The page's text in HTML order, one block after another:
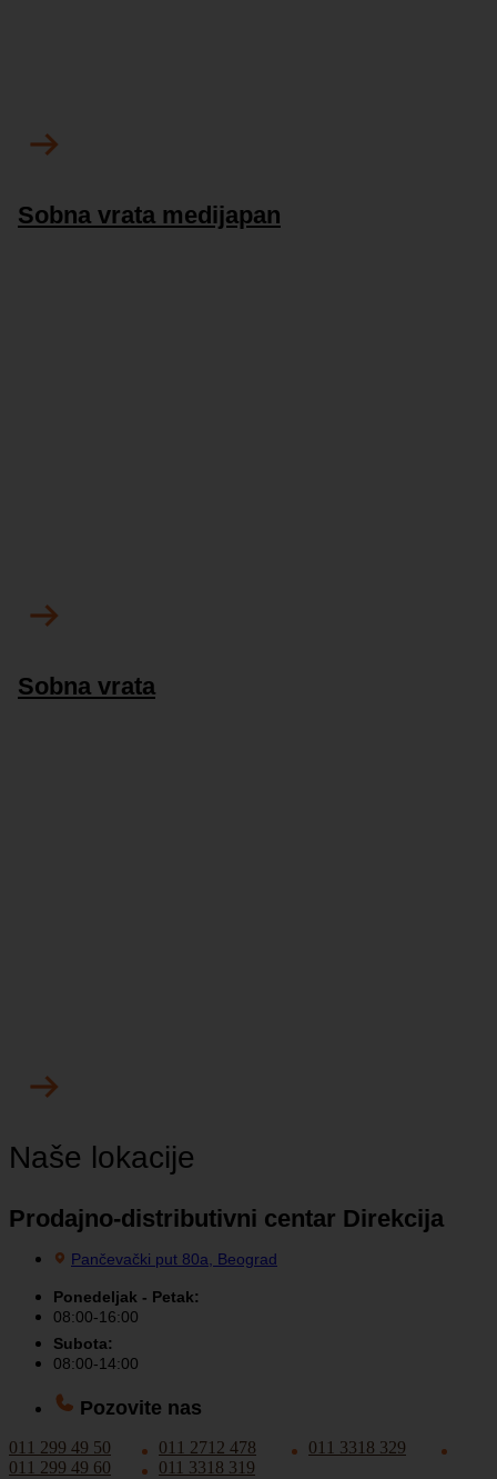
Sobna vrata medijapan
Sobna vrata
Naše lokacije
Prodajno-distributivni centar Direkcija
Pančevački put 80a, Beograd
Ponedeljak - Petak:
08:00-16:00
Subota:
08:00-14:00
Pozovite nas
011 299 49 50 011 2712 478
011 3318 329
011 299 49 60
011 3318 319